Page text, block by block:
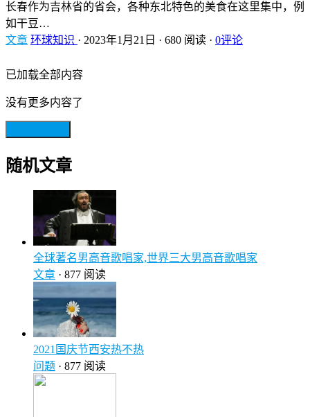
长春作为吉林省的省会，各种东北特色的美食在这里集中，例
如干豆…
文章 环球知识 · 2023年1月21日 · 680 阅读 · 0评论
已加载全部内容
没有更多内容了
随机文章
全球著名男高音歌唱家,世界三大男高音歌唱家
文章 · 877 阅读
2021国庆节西安热不热
问题 · 877 阅读